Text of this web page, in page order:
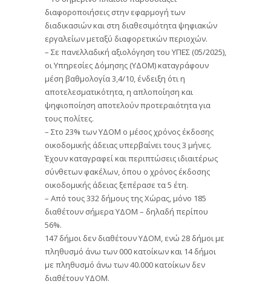
διαφοροποιήσεις στην εφαρμογή των
διαδικασιών και στη διαθεσιμότητα ψηφιακών
εργαλείων μεταξύ διαφορετικών περιοχών.
– Σε πανελλαδική αξιολόγηση του ΥΠΕΣ (05/2025),
οι Υπηρεσίες Δόμησης (ΥΔΟΜ) καταγράφουν
μέση βαθμολογία 3,4/10, ένδειξη ότι η
αποτελεσματικότητα, η απλοποίηση και
ψηφιοποίηση αποτελούν προτεραιότητα για
τους πολίτες.
– Στο 23% των ΥΔΟΜ ο μέσος χρόνος έκδοσης
οικοδομικής άδειας υπερβαίνει τους 3 μήνες.
Έχουν καταγραφεί και περιπτώσεις ιδιαιτέρως
σύνθετων φακέλων, όπου ο χρόνος έκδοσης
οικοδομικής άδειας ξεπέρασε τα 5 έτη.
– Από τους 332 δήμους της Χώρας, μόνο 185
διαθέτουν σήμερα ΥΔΟΜ – δηλαδή περίπου
56%.
147 δήμοι δεν διαθέτουν ΥΔΟΜ, ενώ 28 δήμοι με
πληθυσμό άνω των 000 κατοίκων και 14 δήμοι
με πληθυσμό άνω των 40.000 κατοίκων δεν
διαθέτουν ΥΔΟΜ.